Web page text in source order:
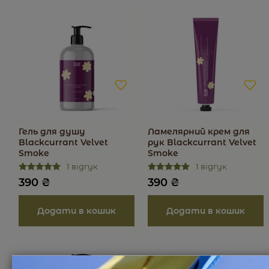
Гель для душу
Blackcurrant Velvet
Smoke
1 відгук
390 ₴
Ламелярний крем для
рук Blackcurrant Velvet
Smoke
1 відгук
390 ₴